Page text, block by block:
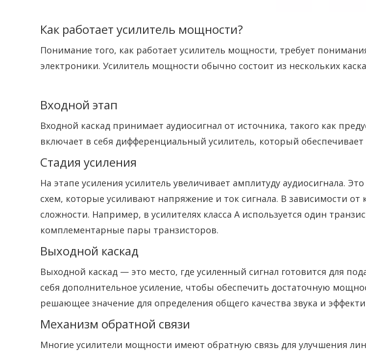
Как работает усилитель мощности?
Понимание того, как работает усилитель мощности, требует
электроники. Усилитель мощности обычно состоит из нескольких
Входной этап
Входной каскад принимает аудиосигнал от источника, такого как
включает в себя дифференциальный усилитель, который
Стадия усиления
На этапе усиления усилитель увеличивает амплитуду аудиосигнала.
схем, которые усиливают напряжение и ток сигнала. В зависимости от
сложности. Например, в усилителях класса A используется один
комплементарные пары транзисторов.
Выходной каскад
Выходной каскад — это место, где усиленный сигнал готовится для
себя дополнительное усиление, чтобы обеспечить достаточную
решающее значение для определения общего качества звука и
Механизм обратной связи
Многие усилители мощности имеют обратную связь для улучшения